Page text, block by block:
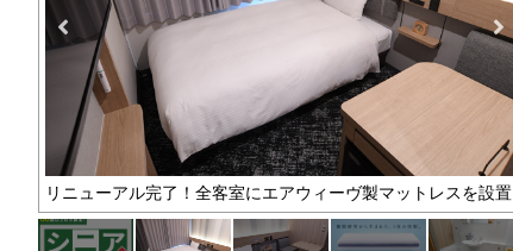
リニューアル完了！全客室にエアウィーヴ製マットレスを設置